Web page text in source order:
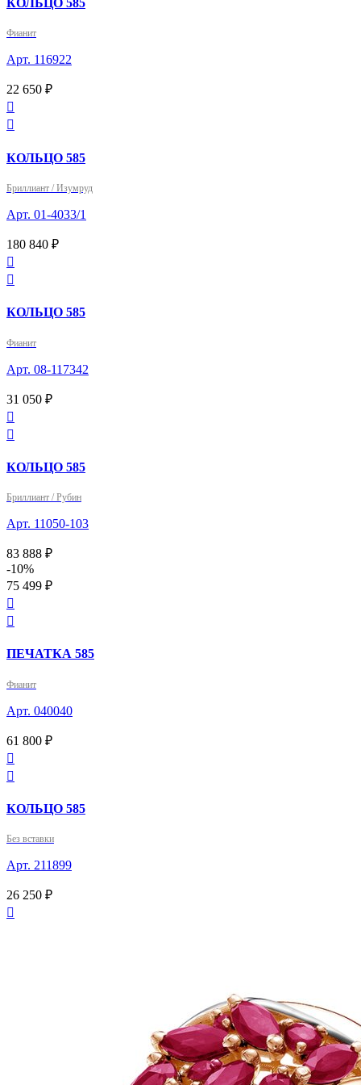
КОЛЬЦО 585
Фианит
Арт. 116922
22 650 ₽


КОЛЬЦО 585
Бриллиант / Изумруд
Арт. 01-4033/1
180 840 ₽


КОЛЬЦО 585
Фианит
Арт. 08-117342
31 050 ₽


КОЛЬЦО 585
Бриллиант / Рубин
Арт. 11050-103
83 888 ₽
-10%
75 499 ₽


ПЕЧАТКА 585
Фианит
Арт. 040040
61 800 ₽


КОЛЬЦО 585
Без вставки
Арт. 211899
26 250 ₽
